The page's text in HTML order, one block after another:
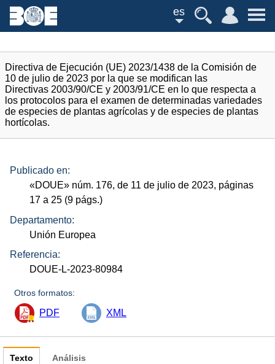
es
Directiva de Ejecución (UE) 2023/1438 de la Comisión de
10 de julio de 2023 por la que se modifican las
Directivas 2003/90/CE y 2003/91/CE en lo que respecta a
los protocolos para el examen de determinadas variedades
de especies de plantas agrícolas y de especies de plantas
hortícolas.
Publicado en:
«DOUE» núm. 176, de 11 de julio de 2023, páginas
17 a 25 (9 págs.)
Departamento:
Unión Europea
Referencia:
DOUE-L-2023-80984
Otros formatos:
PDF XML
Texto Análisis